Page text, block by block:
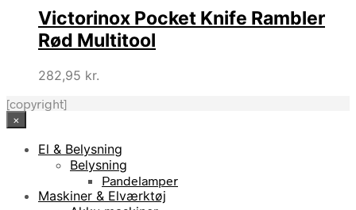
Victorinox Pocket Knife Rambler
Rød Multitool
282,95 kr.
[copyright]
×
El & Belysning
Belysning
Pandelamper
Maskiner & Elværktøj